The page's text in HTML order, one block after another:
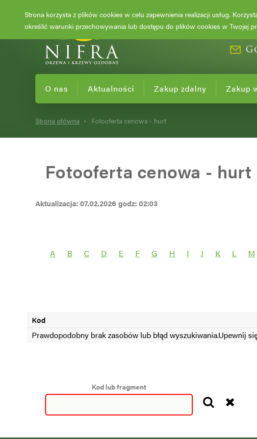
O nas Aktualności Zakup zdalny Zakup
Strona główna Fotooferta cenowa - hurt
Fotooferta cenowa - hurt
Aktualizacja: 07.02.2026 godz: 02:03
A B C D E F G H I J K L M
Kod
Prawdopodobny brak zasobów lub błąd wyszukiwania.Upewnij
Kod lub fragment
Strona korzysta z plików cookies w celu zapewnienia realizacji usług.
określić warunki przechowywania lub dostępu do plików cookies w Twojej